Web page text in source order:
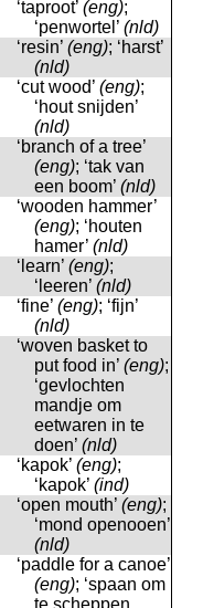
‘taproot’ (eng);
‘penwortel’ (nld)
‘resin’ (eng); ‘harst’
(nld)
‘cut wood’ (eng);
‘hout snijden’
(nld)
‘branch of a tree’
(eng); ‘tak van
een boom’ (nld)
‘wooden hammer’
(eng); ‘houten
hamer’ (nld)
‘learn’ (eng);
‘leeren’ (nld)
‘fine’ (eng); ‘fijn’
(nld)
‘woven basket to
put food in’ (eng);
‘gevlochten
mandje om
eetwaren in te
doen’ (nld)
‘kapok’ (eng);
‘kapok’ (ind)
‘open mouth’ (eng);
‘mond openooen’
(nld)
‘paddle for a canoe’
(eng); ‘spaan om
te scheppen